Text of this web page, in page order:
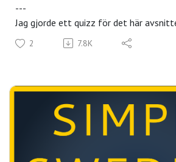
---
Jag gjorde ett quizz för det här
att testa det du har lärt dig!
---
uppgifter och live-event med
vecka för bara 29€ i månaden.
Klicka här för en gratis 7 dagars
2 7.8K